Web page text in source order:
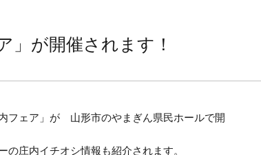
」が開催されます！
フェア」が 山形市のやまぎん県民ホールで開
庄内イチオシ情報も紹介されます。